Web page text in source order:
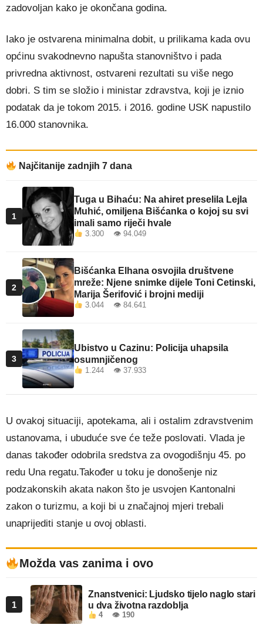
zadovoljan kako je okončana godina.
Iako je ostvarena minimalna dobit, u prilikama kada ovu
općinu svakodnevno napušta stanovništvo i pada
privredna aktivnost, ostvareni rezultati su više nego
dobri. S tim se složio i ministar zdravstva, koji je iznio
podatak da je tokom 2015. i 2016. godine USK napustilo
16.000 stanovnika.
Najčitanije zadnjih 7 dana
1
Tuga u Bihaću: Na ahiret preselila Lejla
Muhić, omiljena Bišćanka o kojoj su svi
imali samo riječi hvale
3.300 👁 94.049
2
Bišćanka Elhana osvojila društvene
mreže: Njene snimke dijele Toni Cetinski,
Marija Šerifović i brojni mediji
3.044 👁 84.641
3
Ubistvo u Cazinu: Policija uhapsila
osumnjičenog
1.244 👁 37.933
U ovakoj situaciji, apotekama, ali i ostalim zdravstvenim
ustanovama, i ubuduće sve će teže poslovati. Vlada je
danas također odobrila sredstva za ovogodišnju 45. po
redu Una regatu.Također u toku je donošenje niz
podzakonskih akata nakon što je usvojen Kantonalni
zakon o turizmu, a koji bi u značajnoj mjeri trebali
unaprijediti stanje u ovoj oblasti.
Možda vas zanima i ovo
1
Znanstvenici: Ljudsko tijelo naglo stari
u dva životna razdoblja
4 👁 190